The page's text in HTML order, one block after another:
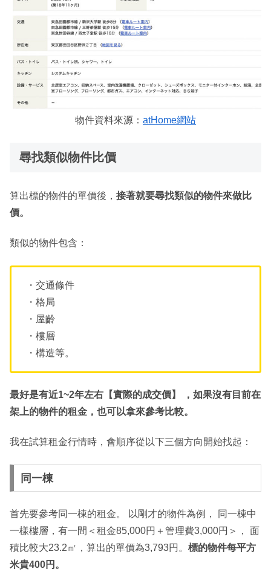
物件資料來源： atHome網站
尋找類似物件比價
算出標的物件的單價後， 接著就要尋找類似的物件來做比
價。
類似的物件包含：
・交通條件
・格局
・屋齡
・樓層
・構造等。
最好是有近1~2年左右【實際的成交價】 ，如果沒有目前在
架上的物件的租金，也可以拿來參考比較。
我在試算租金行情時，會順序從以下三個方向開始找起：
同一棟
首先要參考同一棟的租金。 以剛才的物件為例， 同一棟中
一樣樓層，有一間＜租金85,000円＋管理費3,000円＞， 面
積比較大23.2㎡，算出的單價為3,793円。 標的物件每平方
米貴400円。